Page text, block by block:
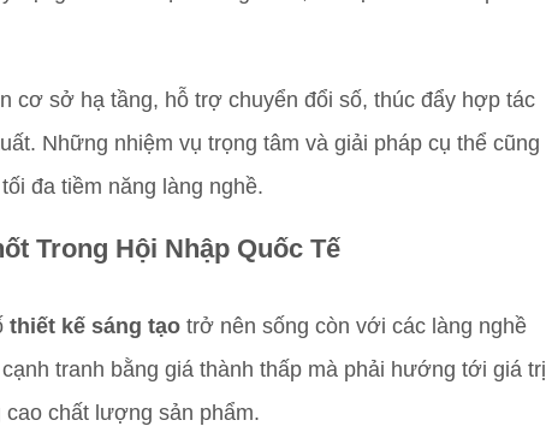
cơ sở hạ tầng, hỗ trợ chuyển đổi số, thúc đẩy hợp tác
Những nhiệm vụ trọng tâm và giải pháp cụ thể cũng
đa tiềm năng làng nghề.
Trong Hội Nhập Quốc Tế
thiết kế sáng tạo trở nên sống còn với các làng nghề
tranh bằng giá thành thấp mà phải hướng tới giá trị
chất lượng sản phẩm.